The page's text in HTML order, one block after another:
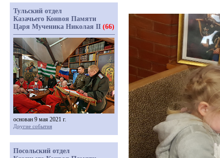
Тульский отдел
Казачьего Конвоя Памяти
Царя Мученика Николая II (66)
основан 9 мая 2021 г.
Другие события
Посольский отдел